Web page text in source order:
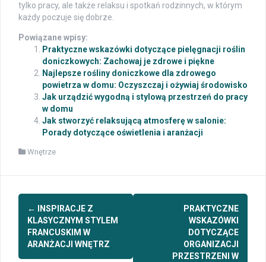
tylko pracy, ale także relaksu i spotkań rodzinnych, w którym
każdy poczuje się dobrze.
Powiązane wpisy:
Praktyczne wskazówki dotyczące pielęgnacji roślin
doniczkowych: Zachowaj je zdrowe i piękne
Najlepsze rośliny doniczkowe dla zdrowego
powietrza w domu: Oczyszczaj i ożywiaj środowisko
Jak urządzić wygodną i stylową przestrzeń do pracy
w domu
Jak stworzyć relaksującą atmosferę w salonie:
Porady dotyczące oświetlenia i aranżacji
Wnętrze
Post
navigation
←
INSPIRACJE Z
KLASYCZNYM STYLEM
FRANCUSKIM W
ARANŻACJI WNĘTRZ
PRAKTYCZNE
WSKAZÓWKI
DOTYCZĄCE
ORGANIZACJI
PRZESTRZENI W